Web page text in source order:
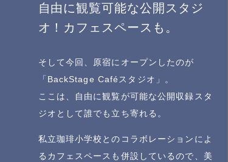
自由に観覧可能な公開スタジ
オ！カフェスペースも。
そして今回、原宿にオープンしたのが
「BackStage Caféスタジオ」。
ここは、自由に観覧が可能な公開収録スタ
ジオとして誰でも立ち寄れる。
私立珈琲小学校とのコラボレーションによ
るカフェスペースも併設しているので、美